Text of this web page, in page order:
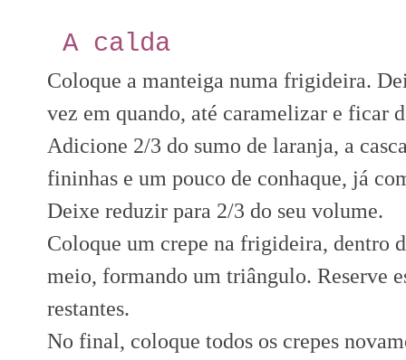
A calda
Coloque a manteiga numa frigideira.
vez em quando, até caramelizar e ficar
Adicione 2/3 do sumo de laranja, a
fininhas e um pouco de conhaque, já
Deixe reduzir para 2/3 do seu volume.
Coloque um crepe na frigideira, dentro
meio, formando um triângulo. Reserve
restantes.
No final, coloque todos os crepes